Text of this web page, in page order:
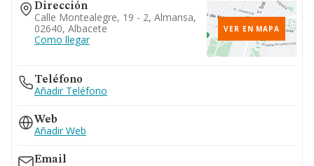
Dirección
Calle Montealegre, 19 - 2, Almansa,
02640, Albacete
Como llegar
VER EN MAPA
Teléfono
Añadir Teléfono
Web
Añadir Web
Email